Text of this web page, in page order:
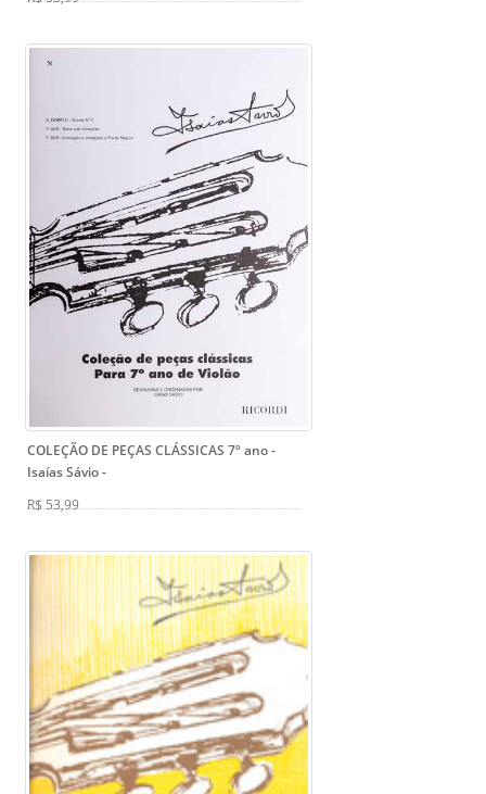
COLEÇÃO DE PEÇAS CLÁSSICAS 7º ano -
Isaías Sávio-
R$ 53,99